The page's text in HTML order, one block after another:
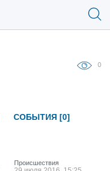
0
СОБЫТИЯ [0]
Проиcшествия